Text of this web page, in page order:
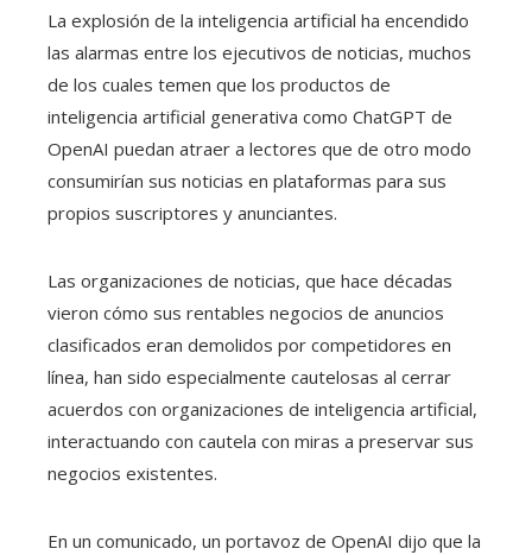
La explosión de la inteligencia artificial ha encendido
las alarmas entre los ejecutivos de noticias, muchos
de los cuales temen que los productos de
inteligencia artificial generativa como ChatGPT de
OpenAI puedan atraer a lectores que de otro modo
consumirían sus noticias en plataformas para sus
propios suscriptores y anunciantes.
Las organizaciones de noticias, que hace décadas
vieron cómo sus rentables negocios de anuncios
clasificados eran demolidos por competidores en
línea, han sido especialmente cautelosas al cerrar
acuerdos con organizaciones de inteligencia artificial,
interactuando con cautela con miras a preservar sus
negocios existentes.
En un comunicado, un portavoz de OpenAI dijo que la